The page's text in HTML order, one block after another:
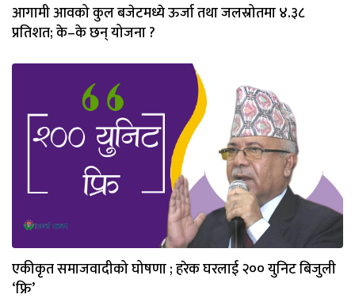
आगामी आवको कुल बजेटमध्ये ऊर्जा तथा जलस्रोतमा ४.३८
प्रतिशत; के–के छन् योजना ?
एकीकृत समाजवादीको घोषणा ; हरेक घरलाई २०० युनिट बिजुली
‘फ्रि’